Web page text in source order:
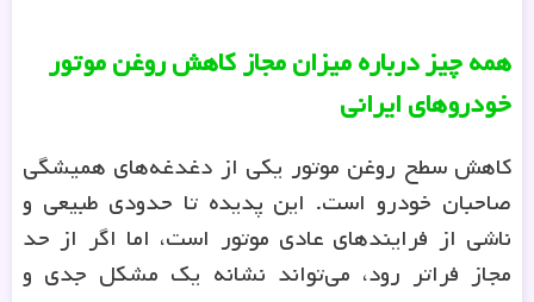
همه چیز درباره میزان مجاز کاهش روغن موتور
خودروهای ایرانی
کاهش سطح روغن موتور یکی از دغدغه‌های همیشگی
صاحبان خودرو است. این پدیده تا حدودی طبیعی و
ناشی از فرایندهای عادی موتور است، اما اگر از حد
مجاز فراتر رود، می‌تواند نشانه یک مشکل جدی و